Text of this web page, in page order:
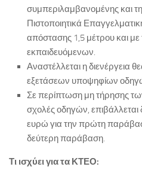
συμπεριλαμβανομένης και
Πιστοποιητικά
απόστασης 1,5 μέτρου και
εκπαιδευόμενων.
Αναστέλλεται η διενέργεια
εξετάσεων υποψηφίων
Σε περίπτωση μη τήρησης
σχολές οδηγών, επιβάλλεται
ευρώ για την πρώτη
δεύτερη παράβαση.
Τι ισχύει για τα ΚΤΕΟ: